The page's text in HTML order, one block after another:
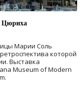
Цюриха
Марии Соль
которой
Выставка
Museum of Modern